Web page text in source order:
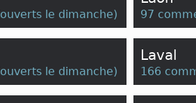
ouverts le dimanche) 97
ouverts le dimanche)
Laval
166